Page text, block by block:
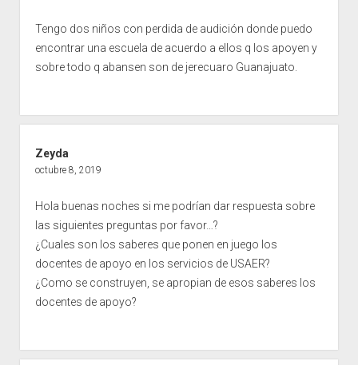
Tengo dos niños con perdida de audición donde puedo
encontrar una escuela de acuerdo a ellos q los apoyen y
sobre todo q abansen son de jerecuaro Guanajuato.
Zeyda
octubre 8, 2019
Hola buenas noches si me podrían dar respuesta sobre
las siguientes preguntas por favor…?
¿Cuales son los saberes que ponen en juego los
docentes de apoyo en los servicios de USAER?
¿Como se construyen, se apropian de esos saberes los
docentes de apoyo?